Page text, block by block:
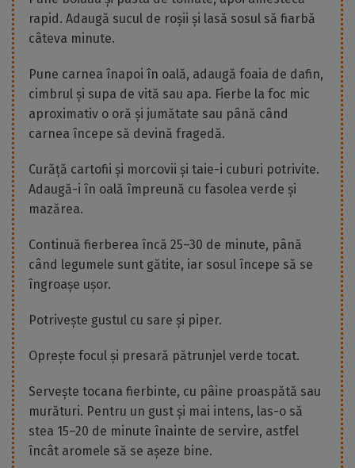
rapid. Adaugă sucul de roșii și lasă sosul să fiarbă
câteva minute.
Pune carnea înapoi în oală, adaugă foaia de dafin,
cimbrul și supa de vită sau apa. Fierbe la foc mic
aproximativ o oră și jumătate sau până când
carnea începe să devină fragedă.
Curăță cartofii și morcovii și taie-i cuburi potrivite.
Adaugă-i în oală împreună cu fasolea verde și
mazărea.
Continuă fierberea încă 25–30 de minute, până
când legumele sunt gătite, iar sosul începe să se
îngroașe ușor.
Potrivește gustul cu sare și piper.
Oprește focul și presară pătrunjel verde tocat.
Servește tocana fierbinte, cu pâine proaspătă sau
murături. Pentru un gust și mai intens, las-o să
stea 15–20 de minute înainte de servire, astfel
încât aromele să se așeze bine.